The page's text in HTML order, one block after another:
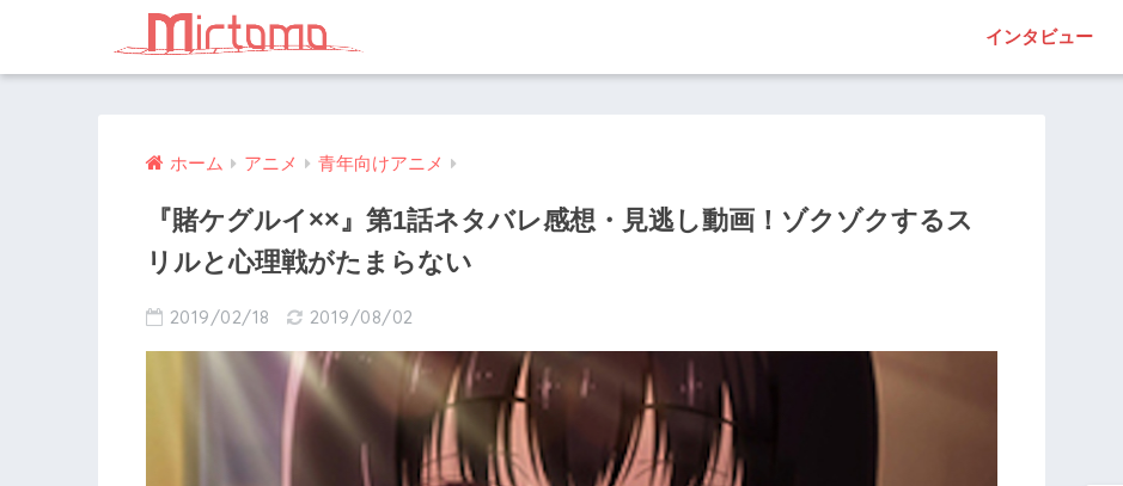
インタビュー
ホーム アニメ 青年向けアニメ
『賭ケグルイ××』第1話ネタバレ感想・見逃し動画！ゾクゾクするス
リルと心理戦がたまらない
2019/02/18 2019/08/02